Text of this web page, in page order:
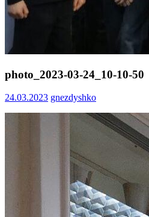
photo_2023-03-24_10-10-50
24.03.2023 gnezdyshko